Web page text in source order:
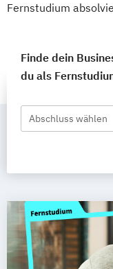
Fernstudium
Finde dein
du als
Abschluss wählen